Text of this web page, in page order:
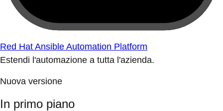
Red Hat Ansible Automation Platform
Estendi l'automazione a tutta l'azienda.
Nuova versione
In primo piano